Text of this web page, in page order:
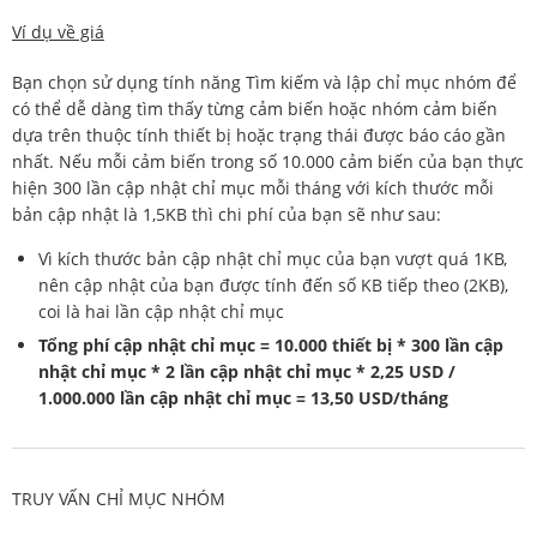
Ví dụ về giá
Bạn chọn sử dụng tính năng Tìm kiếm và lập chỉ mục nhóm để
có thể dễ dàng tìm thấy từng cảm biến hoặc nhóm cảm biến
dựa trên thuộc tính thiết bị hoặc trạng thái được báo cáo gần
nhất. Nếu mỗi cảm biến trong số 10.000 cảm biến của bạn thực
hiện 300 lần cập nhật chỉ mục mỗi tháng với kích thước mỗi
bản cập nhật là 1,5KB thì chi phí của bạn sẽ như sau:
Vì kích thước bản cập nhật chỉ mục của bạn vượt quá 1KB,
nên cập nhật của bạn được tính đến số KB tiếp theo (2KB),
coi là hai lần cập nhật chỉ mục
Tổng phí cập nhật chỉ mục = 10.000 thiết bị * 300 lần cập
nhật chỉ mục * 2 lần cập nhật chỉ mục * 2,25 USD /
1.000.000 lần cập nhật chỉ mục = 13,50 USD/tháng
TRUY VẤN CHỈ MỤC NHÓM